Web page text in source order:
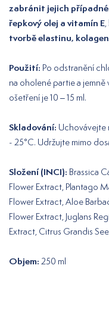
zabránit jejich
řepkový olej a vitamín E
tvorbě elastinu,
Použití: Po odstranění
na oholené partie a jemně
ošetření je 10 – 15 ml.
Skladování: Uchovávejte
- 25°C. Udržujte mimo
Složení (INCI): Brassica
Flower Extract, Plantago
Flower Extract, Aloe
Flower Extract, Juglans
Extract, Citrus Grandis
Objem: 250 ml